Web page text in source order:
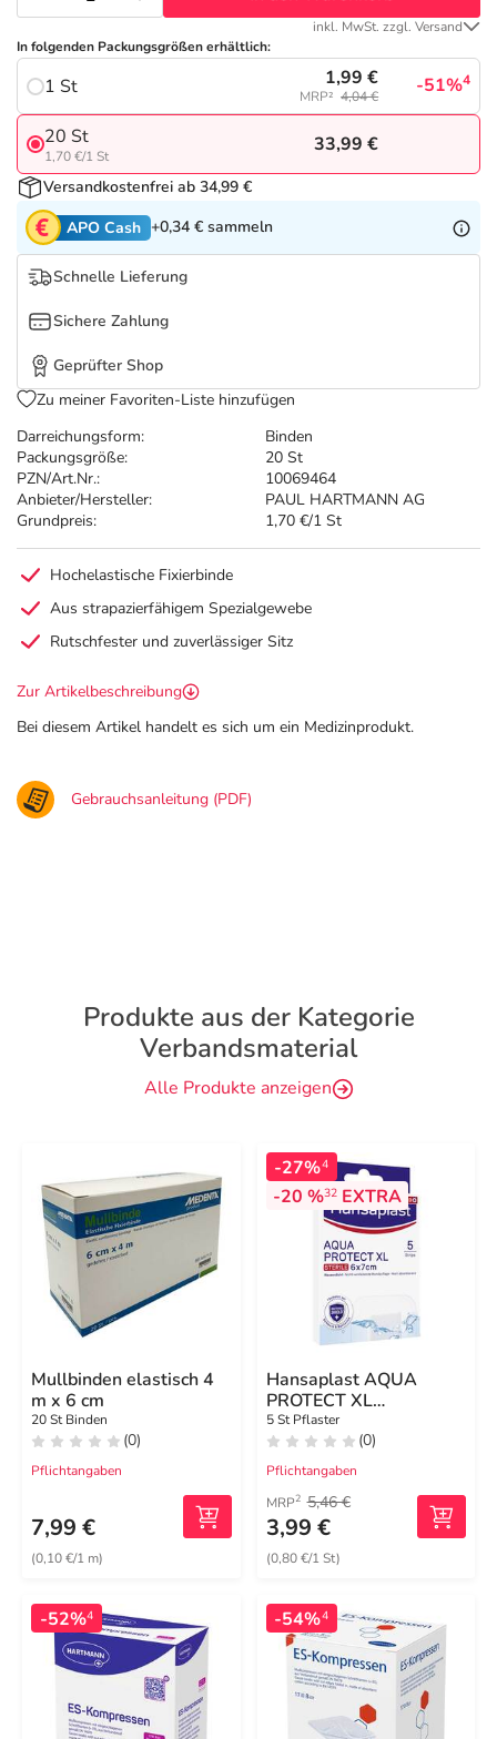
Tierapotheke
Vitamine & Mineralstoffe
Marken
Salus Deals
Darreichungsform:
Binden
Packungsgröße:
20 St
PZN/Art.Nr.:
10069464
Anbieter/Hersteller:
PAUL HARTMANN AG
Grundpreis:
1,70 €/1 St
inkl. MwSt. zzgl. Versand
In folgenden Packungsgrößen erhältlich:
1 St 1,99 €
MRP² 4,04 € -51%4
20 St
1,70 €/1 St
33,99 €
Versandkostenfrei ab 34,99 €
APO Cash +0,34 € sammeln
Schnelle Lieferung
Sichere Zahlung
Geprüfter Shop
Zu meiner Favoriten-Liste hinzufügen
Hochelastische Fixierbinde
Aus strapazierfähigem Spezialgewebe
Rutschfester und zuverlässiger Sitz
Zur Artikelbeschreibung
Bei diesem Artikel handelt es sich um ein Medizinprodukt.
Gebrauchsanleitung (PDF)
Produkte aus der Kategorie
Verbandsmaterial
Alle Produkte anzeigen
Mullbinden elastisch 4
m x 6 cm
20 St Binden
(0)
Pflichtangaben
7,99 €
(0,10 €/1 m)
-27%4
-20 %32 EXTRA
Hansaplast AQUA
PROTECT XL
Wundverband steril 6x7
cm
5 St Pflaster
(0)
Pflichtangaben
MRP2 5,46 €
3,99 €
(0,80 €/1 St)
-52%4 -54%4